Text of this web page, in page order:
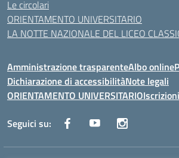
Le circolari
ORIENTAMENTO UNIVERSITARIO
LA NOTTE NAZIONALE DEL LICEO
Amministrazione trasparenteAlbo online
Dichiarazione di accessibilitàNote legali
ORIENTAMENTO UNIVERSITARIO
Seguici su: